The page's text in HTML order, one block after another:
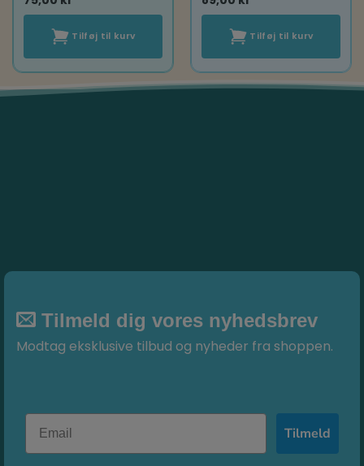
Tilføj til kurv Tilføj til kurv
Tilmeld dig vores nyhedsbrev
Modtag eksklusive tilbud og nyheder fra shoppen.
Tilmeld